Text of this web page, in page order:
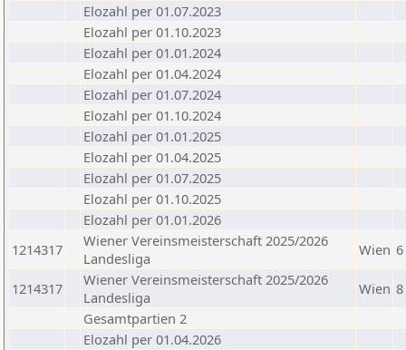
Elozahl per 01.07.2023
Elozahl per 01.10.2023
Elozahl per 01.01.2024
Elozahl per 01.04.2024
Elozahl per 01.07.2024
Elozahl per 01.10.2024
Elozahl per 01.01.2025
Elozahl per 01.04.2025
Elozahl per 01.07.2025
Elozahl per 01.10.2025
Elozahl per 01.01.2026
1214317
Wiener Vereinsmeisterschaft 2025/2026
Landesliga
Wien 6
1214317
Wiener Vereinsmeisterschaft 2025/2026
Landesliga
Wien 8
Gesamtpartien 2
Elozahl per 01.04.2026